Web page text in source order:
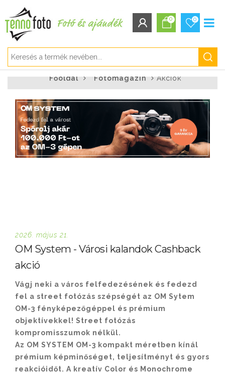
Bejelentkezés
Elfelejtett jelszó
0 0
Főoldal Fotómagazin Akciók
2026. május 21.
OM System - Városi kalandok Cashback
akció
Vágj neki a város felfedezésének és fedezd
fel a street fotózás szépségét az OM Sytem
OM-3 fényképezőgéppel és prémium
objektívekkel! Street fotózás
kompromisszumok nélkül.
Az OM SYSTEM OM-3 kompakt méretben kínál
prémium képminőséget, teljesítményt és gyors
reakcióidőt. A kreatív Color és Monochrome